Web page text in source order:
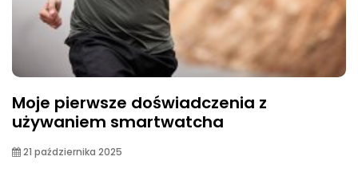
Moje pierwsze doświadczenia z
używaniem smartwatcha
21 października 2025